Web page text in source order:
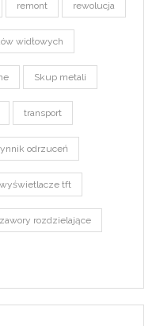
remont rewolucja
widłowych
Skup metali
transport
odrzuceń
wyświetlacze tft
zawory rozdzielające